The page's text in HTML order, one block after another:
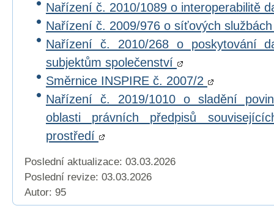
Nařízení č. 2010/1089 o interoperabilitě
Nařízení č. 2009/976 o síťových
Nařízení č. 2010/268 o poskytování
subjektům společenství
Směrnice INSPIRE č. 2007/2
Nařízení č. 2019/1010 o sladění
oblasti právních předpisů
prostředí
Poslední aktualizace: 03.03.2026
Poslední revize: 03.03.2026
Autor: 95